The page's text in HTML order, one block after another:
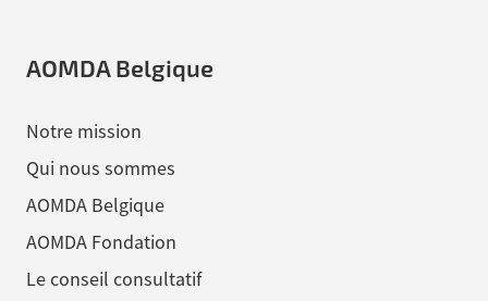
AOMDA Belgique
Notre mission
Qui nous sommes
AOMDA Belgique
AOMDA Fondation
Le conseil consultatif